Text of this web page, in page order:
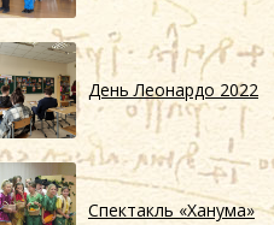
День Леонардо 2022
Спектакль «Ханума»